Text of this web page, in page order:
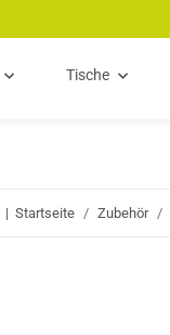
Tische
Startseite Zubehör